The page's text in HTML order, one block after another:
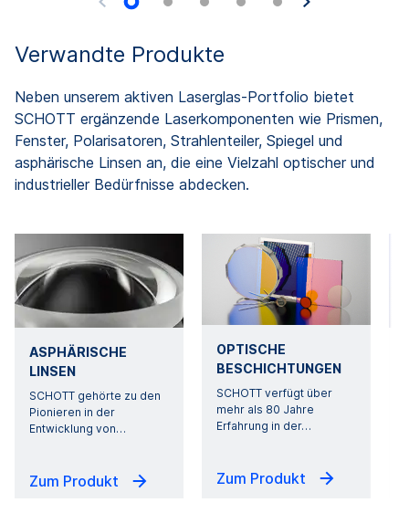
Verwandte Produkte
Neben unserem aktiven Laserglas-Portfolio bietet
SCHOTT ergänzende Laserkomponenten wie Prismen,
Fenster, Polarisatoren, Strahlenteiler, Spiegel und
asphärische Linsen an, die eine Vielzahl optischer und
industrieller Bedürfnisse abdecken.
ASPHÄRISCHE
LINSEN
SCHOTT gehörte zu den
Pionieren in der
Entwicklung von…
Zum Produkt
OPTISCHE
BESCHICHTUNGEN
SCHOTT verfügt über
mehr als 80 Jahre
Erfahrung in der…
Zum Produkt